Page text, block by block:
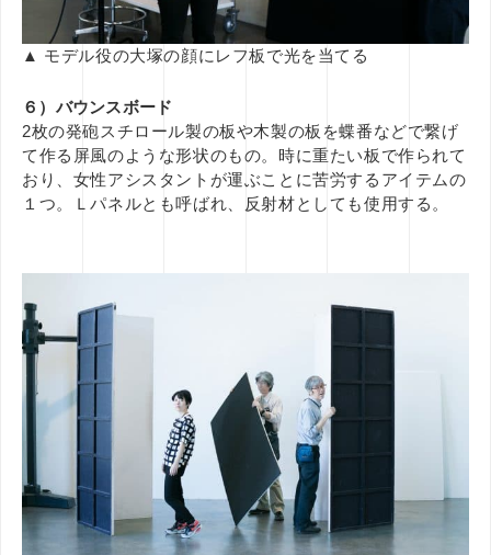
▲ モデル役の大塚の顔にレフ板で光を当てる
６）バウンスボード
2枚の発砲スチロール製の板や木製の板を蝶番などで繋げ
て作る屏風のような形状のもの。時に重たい板で作られて
おり、女性アシスタントが運ぶことに苦労するアイテムの
１つ。Ｌパネルとも呼ばれ、反射材としても使用する。